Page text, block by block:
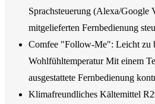
Sprachsteuerung (Alexa/Google
mitgelieferten Fernbedienung
Comfee "Follow-Me": Leicht zu
Wohlfühltemperatur Mit einem
ausgestattete Fernbedienung
Klimafreundliches Kältemittel